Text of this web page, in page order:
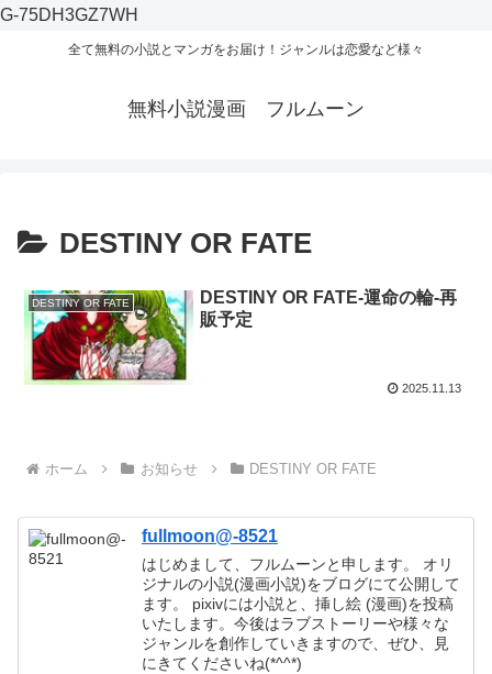
G-75DH3GZ7WH
全て無料の小説とマンガをお届け！ジャンルは恋愛など様々
無料小説漫画 フルムーン
DESTINY OR FATE
DESTINY OR FATE
DESTINY OR FATE-運命の輪-再
販予定
2025.11.13
ホーム お知らせ DESTINY OR FATE
fullmoon@-8521
はじめまして、フルムーンと申します。 オリ
ジナルの小説(漫画小説)をブログにて公開して
ます。 pixivには小説と、挿し絵 (漫画)を投稿
いたします。今後はラブストーリーや様々な
ジャンルを創作していきますので、ぜひ、見
にきてくださいね(*^^*)